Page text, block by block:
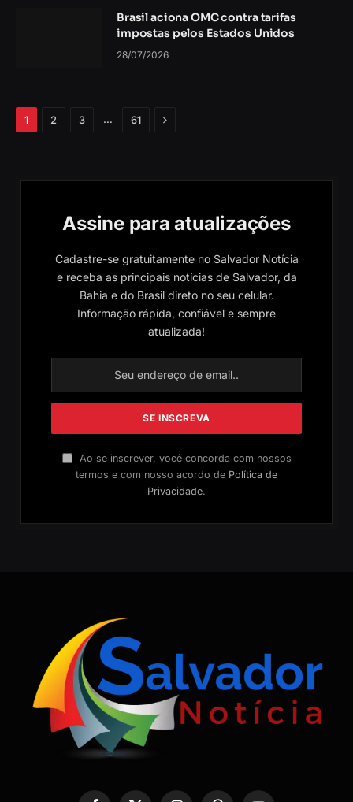
Brasil aciona OMC contra tarifas
impostas pelos Estados Unidos
28/07/2026
1 2 3 … 61 Próximo
Assine para atualizações
Cadastre-se gratuitamente no Salvador Notícia
e receba as principais notícias de Salvador, da
Bahia e do Brasil direto no seu celular.
Informação rápida, confiável e sempre
atualizada!
Ao se inscrever, você concorda com nossos
termos e com nosso acordo de Política de
Privacidade.